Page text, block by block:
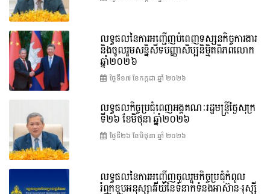
លទ្ធផលនៃការអញ្ជើញបំពេញទស្សនកិច្ចការងារ
និងចូលរួមសន្និសីទបញ្ញាសិប្បនិម្មិតពិភពលោក
ឆ្នាំ២០២៦
ថ្ងៃទី១៧ ខែ​កក្កដា ឆ្នាំ ២០២៦
លទ្ធផលកិច្ចប្រជុំពេញអង្គគណៈរដ្ឋមន្រ្តីថ្ងៃសុក្រ
ទី២៦ ខែមិថុនា ឆ្នាំ២០២៦
ថ្ងៃទី២៦ ខែ​មិថុនា ឆ្នាំ ២០២៦
លទ្ធផលនៃការអញ្ជើញចូលរួមកិច្ចប្រជុំកំពូល
រំឭកខួបអនុស្សាវរីយ៍នៃទំនាក់ទំនងអាស៊ាន-រុស្ស៊ី